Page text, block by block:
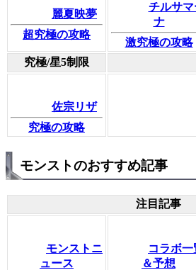
麗夏映夢
超究極の攻略
チルサマ
ナ
激究極の攻略
究極/星5制限
佐宗リザ
究極の攻略
モンストのおすすめ記事
注目記事
モンストニ
ュース
コラボ一
＆予想